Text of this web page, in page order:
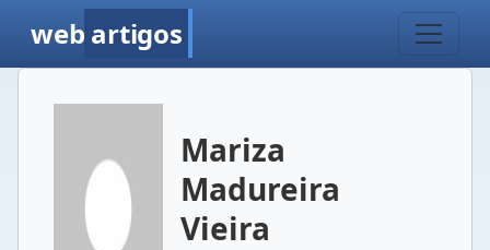
web artigos
Mariza
Madureira
Vieira